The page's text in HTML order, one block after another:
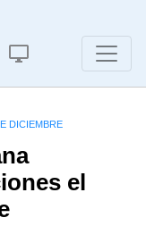
DICIEMBRE
el